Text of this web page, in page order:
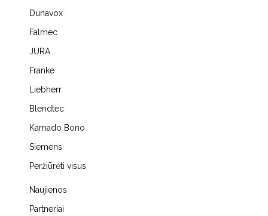
Dunavox
Falmec
JURA
Franke
Liebherr
Blendtec
Kamado Bono
Siemens
Peržiūrėti visus
Naujienos
Partneriai